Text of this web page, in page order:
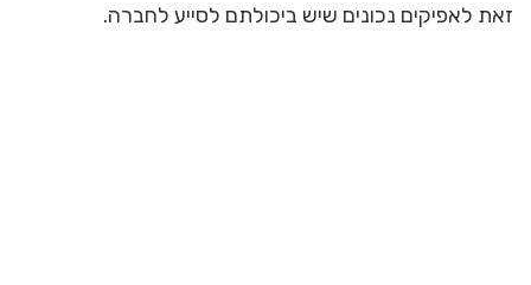
זאת לאפיקים נכונים שיש ביכולתם לסייע לחברה.